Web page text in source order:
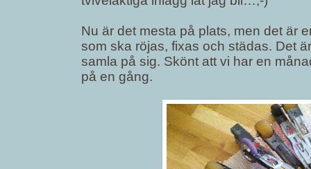
Nu är det mesta på plats, men det är
som ska röjas, fixas och städas. Det
samla på sig. Skönt att vi har en
på en gång.